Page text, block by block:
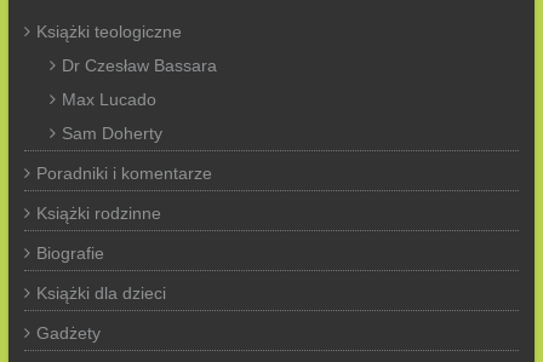
Książki teologiczne
Dr Czesław Bassara
Max Lucado
Sam Doherty
Poradniki i komentarze
Książki rodzinne
Biografie
Książki dla dzieci
Gadżety